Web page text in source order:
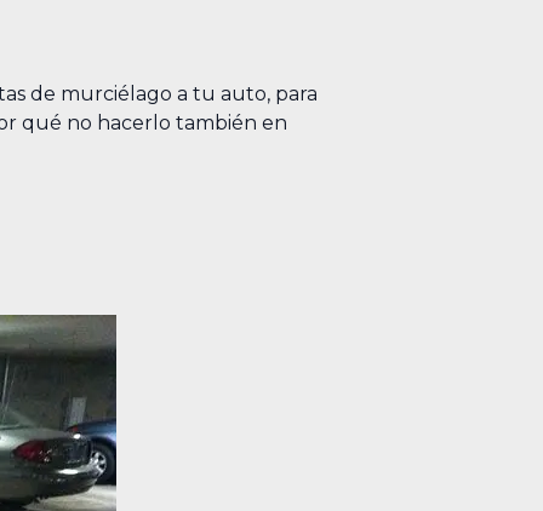
de murciélago a tu auto, para
qué no hacerlo también en